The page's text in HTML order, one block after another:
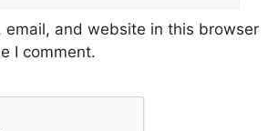
email, and website in this browser
I comment.